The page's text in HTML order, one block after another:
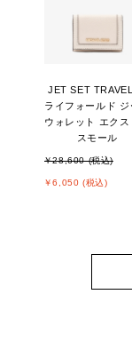
JET SET
ライフォールド ジ
ウォレット エクス
スモール
￥28,600 (税込)
￥6,050 (税込)